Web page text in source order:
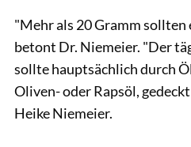
"Mehr als 20 Gramm sollten
betont Dr. Niemeier. "Der
sollte hauptsächlich durch
Oliven- oder Rapsöl,
Heike Niemeier.